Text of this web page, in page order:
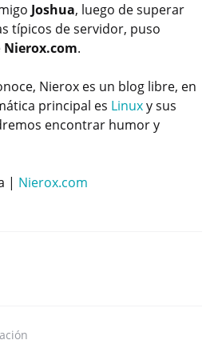
Joshua, luego de superar
típicos de servidor, puso
Nierox.com.
Nierox es un blog libre, en
principal es Linuxy sus
encontrar humor y
| Nierox.com